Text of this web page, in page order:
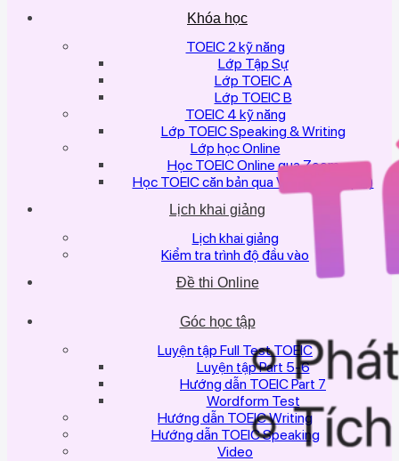
Khóa học
TOEIC 2 kỹ năng
Lớp Tập Sự
Lớp TOEIC A
Lớp TOEIC B
TOEIC 4 kỹ năng
Lớp TOEIC Speaking & Writing
Lớp học Online
Học TOEIC Online qua Zoom
Học TOEIC căn bản qua Video (miễn phí)
Lịch khai giảng
Lịch khai giảng
Kiểm tra trình độ đầu vào
Đề thi Online
Góc học tập
Luyện tập Full Test TOEIC
Luyện tập Part 5-6
Hướng dẫn TOEIC Part 7
Wordform Test
Hướng dẫn TOEIC Writing
Hướng dẫn TOEIC Speaking
Video